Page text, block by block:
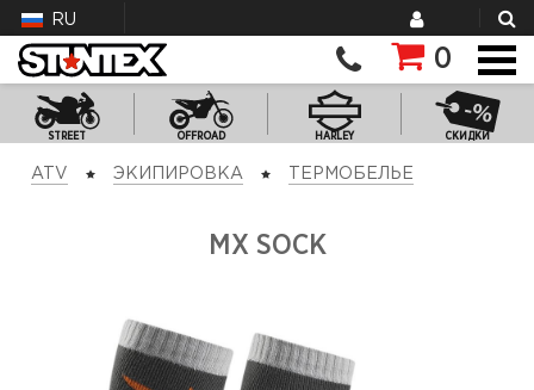
RU
0
STREET OFFROAD HARLEY СКИДКИ
ATV ЭКИПИРОВКА ТЕРМОБЕЛЬЕ
MX SOCK